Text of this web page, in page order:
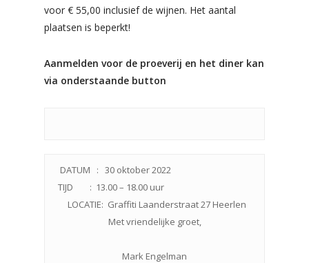
voor € 55,00 inclusief de wijnen. Het aantal
plaatsen is beperkt!
Aanmelden voor de proeverij en het diner kan
via onderstaande button
DATUM : 30 oktober 2022
TIJD : 13.00 – 18.00 uur
LOCATIE: Graffiti Laanderstraat 27 Heerlen
Met vriendelijke groet,
Mark Engelman